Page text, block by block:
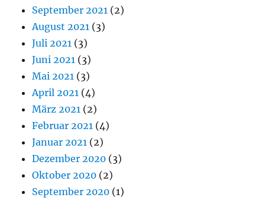
September 2021 (2)
August 2021 (3)
Juli 2021 (3)
Juni 2021 (3)
Mai 2021 (3)
April 2021 (4)
März 2021 (2)
Februar 2021 (4)
Januar 2021 (2)
Dezember 2020 (3)
Oktober 2020 (2)
September 2020 (1)